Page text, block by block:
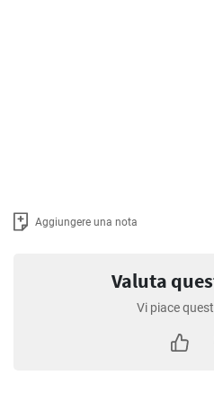
Aggiungere una nota
Valuta
Vi piace